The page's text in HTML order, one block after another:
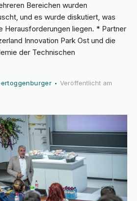
Bereichen wurden
und es wurde diskutiert, was
Herausforderungen liegen. * Partner
Innovation Park Ost und die
der Technischen
•Veröffentlicht am